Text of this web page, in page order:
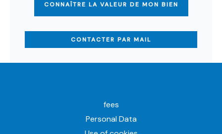
CONNAÎTRE LA VALEUR DE MON BIEN
CONTACTER PAR MAIL
fees
Personal Data